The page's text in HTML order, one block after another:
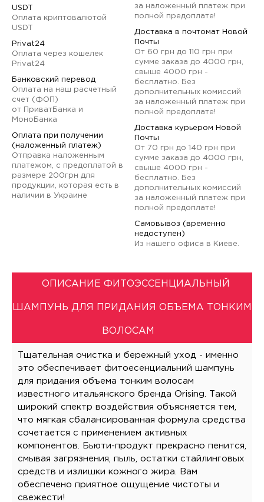
USDT
Оплата криптовалютой
USDT
Privat24
Оплата через кошелек
Privat24
Банковский перевод
Оплата на наш расчетный
счет (ФОП)
от ПриватБанка и
МоноБанка
Оплата при получении
(наложенный платеж)
Отправка наложенным
платежом, с предоплатой в
размере 200грн для
продукции, которая есть в
наличии в Украине
за наложенный платеж при
полной предоплате!
Доставка в почтомат Новой
Почты
От 60 грн до 110 грн при
сумме заказа до 4000 грн,
свыше 4000 грн -
бесплатно. Без
дополнительных комиссий
за наложенный платеж при
полной предоплате!
Доставка курьером Новой
Почты
От 70 грн до 140 грн при
сумме заказа до 4000 грн,
свыше 4000 грн -
бесплатно. Без
дополнительных комиссий
за наложенный платеж при
полной предоплате!
Самовывоз (временно
недоступен)
Из нашего офиса в Киеве.
ОПИСАНИЕ ФИТОЭССЕНЦИАЛЬНЫЙ
ШАМПУНЬ ДЛЯ ПРИДАНИЯ ОБЪЕМА ТОНКИМ
ВОЛОСАМ
Тщательная очистка и бережный уход - именно
это обеспечивает фитоесенциальний шампунь
для придания объема тонким волосам
известного итальянского бренда Orising. Такой
широкий спектр воздействия объясняется тем,
что мягкая сбалансированная формула средства
сочетается с применением активных
компонентов. Бьюти-продукт прекрасно пенится,
смывая загрязнения, пыль, остатки стайлинговых
средств и излишки кожного жира. Вам
обеспечено приятное ощущение чистоты и
свежести!